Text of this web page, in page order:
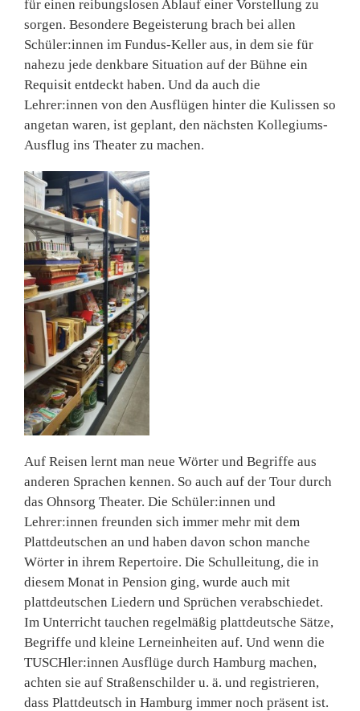
für einen reibungslosen Ablauf einer Vorstellung zu
sorgen. Besondere Begeisterung brach bei allen
Schüler:innen im Fundus-Keller aus, in dem sie für
nahezu jede denkbare Situation auf der Bühne ein
Requisit entdeckt haben. Und da auch die
Lehrer:innen von den Ausflügen hinter die Kulissen so
angetan waren, ist geplant, den nächsten Kollegiums-
Ausflug ins Theater zu machen.
Auf Reisen lernt man neue Wörter und Begriffe aus
anderen Sprachen kennen. So auch auf der Tour durch
das Ohnsorg Theater. Die Schüler:innen und
Lehrer:innen freunden sich immer mehr mit dem
Plattdeutschen an und haben davon schon manche
Wörter in ihrem Repertoire. Die Schulleitung, die in
diesem Monat in Pension ging, wurde auch mit
plattdeutschen Liedern und Sprüchen verabschiedet.
Im Unterricht tauchen regelmäßig plattdeutsche Sätze,
Begriffe und kleine Lerneinheiten auf. Und wenn die
TUSCHler:innen Ausflüge durch Hamburg machen,
achten sie auf Straßenschilder u. ä. und registrieren,
dass Plattdeutsch in Hamburg immer noch präsent ist.